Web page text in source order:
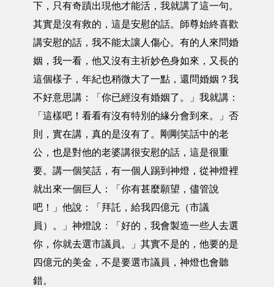
下，只有奇蹟出現他才能活，我就講了這一句。
其實是沒有救的，這是安慰的話。師尊始終喜歡
講安慰的話，我不能太讓人傷心。有的人來問婚
姻，我一看，他又沒有主祈妙色身如來，又長的
這個樣子，年紀也稍微大了一點，還問婚姻？我
不好意思講：「你已經沒有婚姻了。」我就講：
「這樣吧！看看有沒有特別的緣分會到來。」否
則，實在講，真的是沒有了。剛剛笑話中的老
公，也是對他的老婆講很安慰的話，這是很重
要。講一個笑話，有一個人踢到神燈，從神燈裡
就出來一個巨人：「你有甚麼願望，儘管說
吧！」他說：「拜託，給我四億元（市議
員）。」神燈說：「好的，我會製造一些人去選
你，你就去選市議員。」其實不是的，他要的是
四億元的美金，不是要選市議員，神燈也會聽
錯。